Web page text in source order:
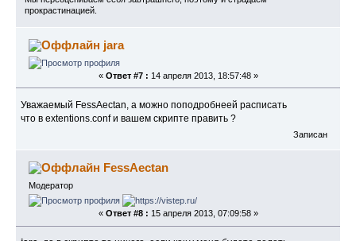
прокрастинацией.
jara
« Ответ #7 : 14 апреля 2013, 18:57:48 »
Уважаемый FessAectan, а можно поподробнеей расписать
что в extentions.conf и вашем скрипте править ?
Записан
FessAectan
Модератор
« Ответ #8 : 15 апреля 2013, 07:09:58 »